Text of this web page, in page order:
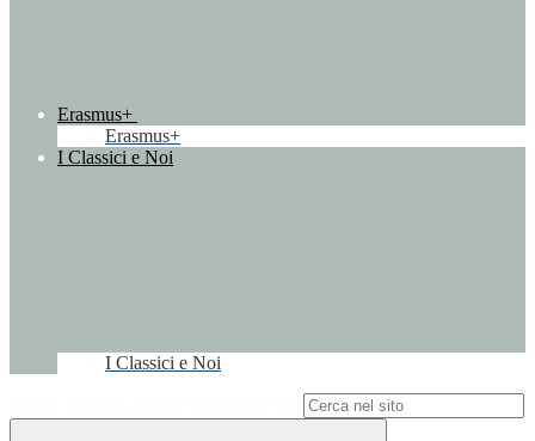
Erasmus+
Erasmus+
I Classici e Noi
I Classici e Noi